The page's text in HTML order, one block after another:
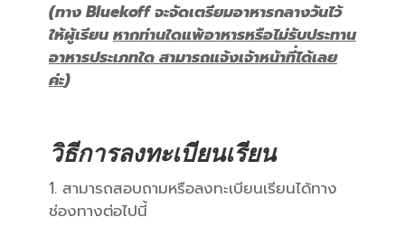
(ทาง Bluekoff จะจัดเตรียมอาหารกลางวันไว้
ให้ผู้เรียนหากท่านใดแพ้อาหารหรือไม่รับประทาน
อาหารประเภทใด สามารถแจ้งเจ้าหน้าที่ได้เลย
ค่ะ)
วิธีการลงทะเบียนเรียน
1. สามารถสอบถามหรือลงทะเบียนเรียนได้ทาง
ช่องทางต่อไปนี้